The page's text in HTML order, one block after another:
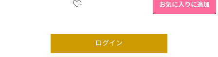
お気に入りに追加
ログイン